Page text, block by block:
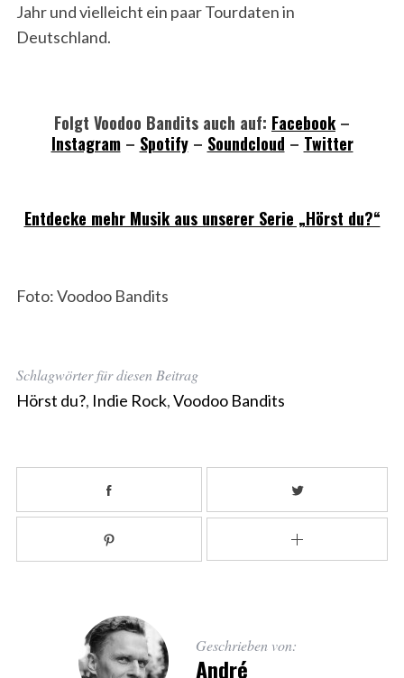
Jahr und vielleicht ein paar Tourdaten in
Deutschland.
Folgt Voodoo Bandits auch auf: Facebook –
Instagram– Spotify– Soundcloud – Twitter
Entdecke mehr Musik aus unserer Serie „Hörst du?“
Foto: Voodoo Bandits
Schlagwörter für diesen Beitrag
Hörst du?, Indie Rock,Voodoo Bandits
Geschrieben von:
André